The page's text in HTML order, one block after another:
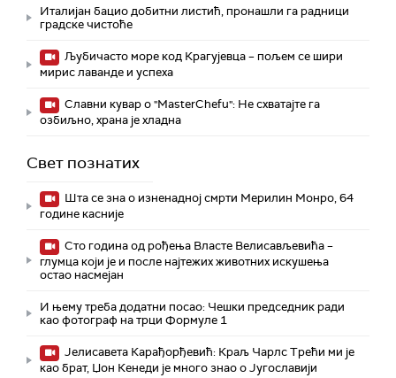
Италијан бацио добитни листић, пронашли га радници
градске чистоће
Љубичасто море код Крагујевца – пољем се шири
мирис лаванде и успеха
Славни кувар о "MasterChefu": Не схватајте га
озбиљно, храна је хладна
Свет познатих
Шта се зна о изненадној смрти Мерилин Монро, 64
године касније
Сто година од рођења Власте Велисављевића –
глумца који је и после најтежих животних искушења
остао насмејан
И њему треба додатни посао: Чешки председник ради
као фотограф на трци Формуле 1
Јелисавета Карађорђевић: Краљ Чарлс Трећи ми је
као брат, Џон Кенеди је много знао о Југославији